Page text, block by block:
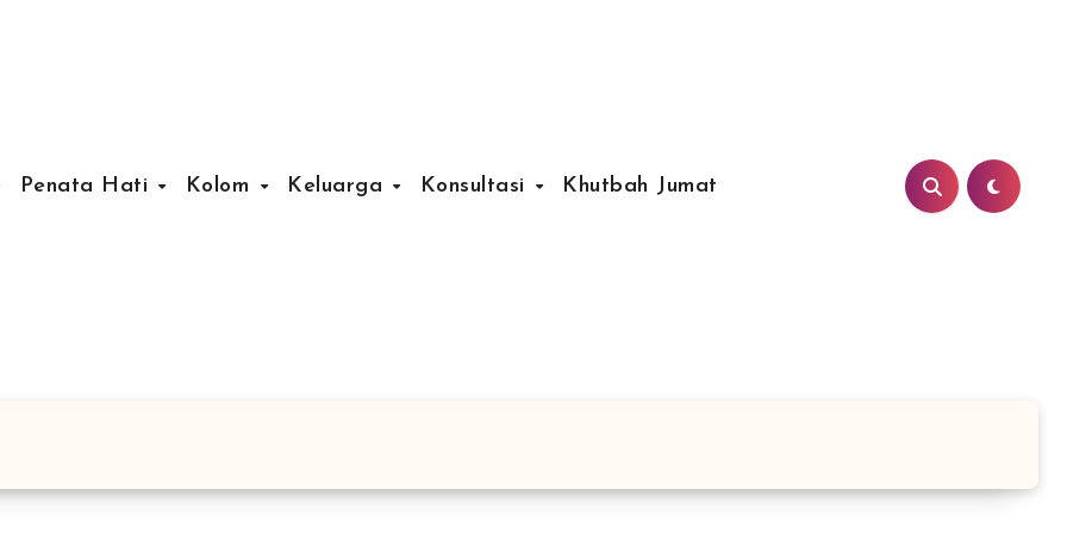
Penata Hati Kolom Keluarga Konsultasi Khutbah Jumat